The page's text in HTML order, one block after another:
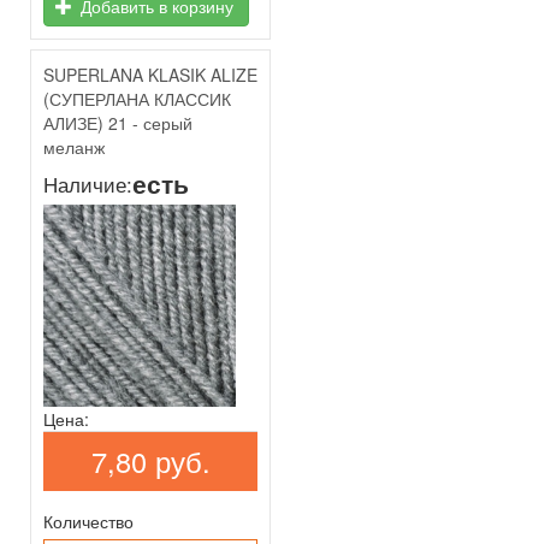
Добавить в корзину
SUPERLANA KLASIK ALIZE
(СУПЕРЛАНА КЛАССИК
АЛИЗЕ) 21 - серый
меланж
Наличие:есть
Цена:
7,80 руб.
Количество